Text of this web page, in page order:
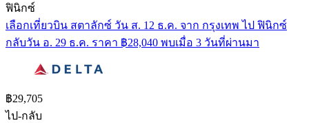
ฟินิกซ์
เลือกเที่ยวบิน สตาลักซ์ วัน ส. 12 ธ.ค. จาก กรุงเทพ ไป ฟินิกซ์
กลับวัน อ. 29 ธ.ค. ราคา ฿28,040 พบเมื่อ 3 วันที่ผ่านมา
฿29,705
ไป-กลับ